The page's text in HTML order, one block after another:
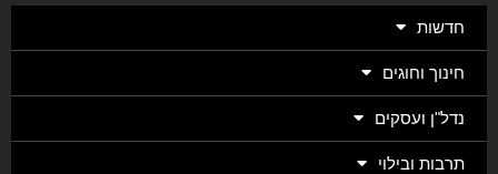
חדשות
חינוך וחוגים
נדל"ן ועסקים
תרבות ובילוי